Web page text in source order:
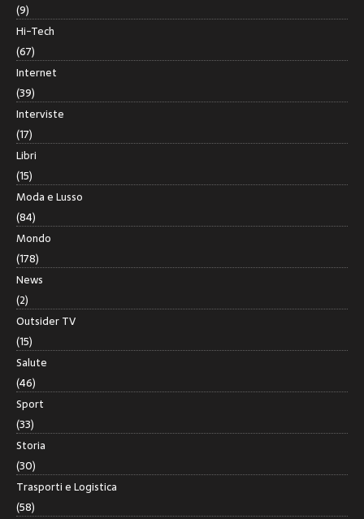
(9)
Hi-Tech
(67)
Internet
(39)
Interviste
(17)
Libri
(15)
Moda e Lusso
(84)
Mondo
(178)
News
(2)
Outsider TV
(15)
Salute
(46)
Sport
(33)
Storia
(30)
Trasporti e Logistica
(58)